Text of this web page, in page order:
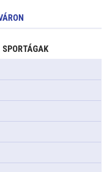
SPORTÁGAK